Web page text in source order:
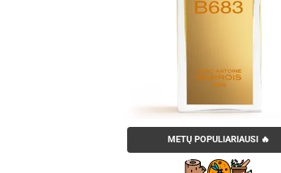
METŲ POPULIARIAUSI 🔥